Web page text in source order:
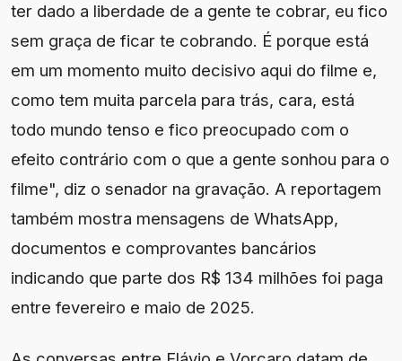
ter dado a liberdade de a gente te cobrar, eu fico
sem graça de ficar te cobrando. É porque está
em um momento muito decisivo aqui do filme e,
como tem muita parcela para trás, cara, está
todo mundo tenso e fico preocupado com o
efeito contrário com o que a gente sonhou para o
filme", diz o senador na gravação. A reportagem
também mostra mensagens de WhatsApp,
documentos e comprovantes bancários
indicando que parte dos R$ 134 milhões foi paga
entre fevereiro e maio de 2025.